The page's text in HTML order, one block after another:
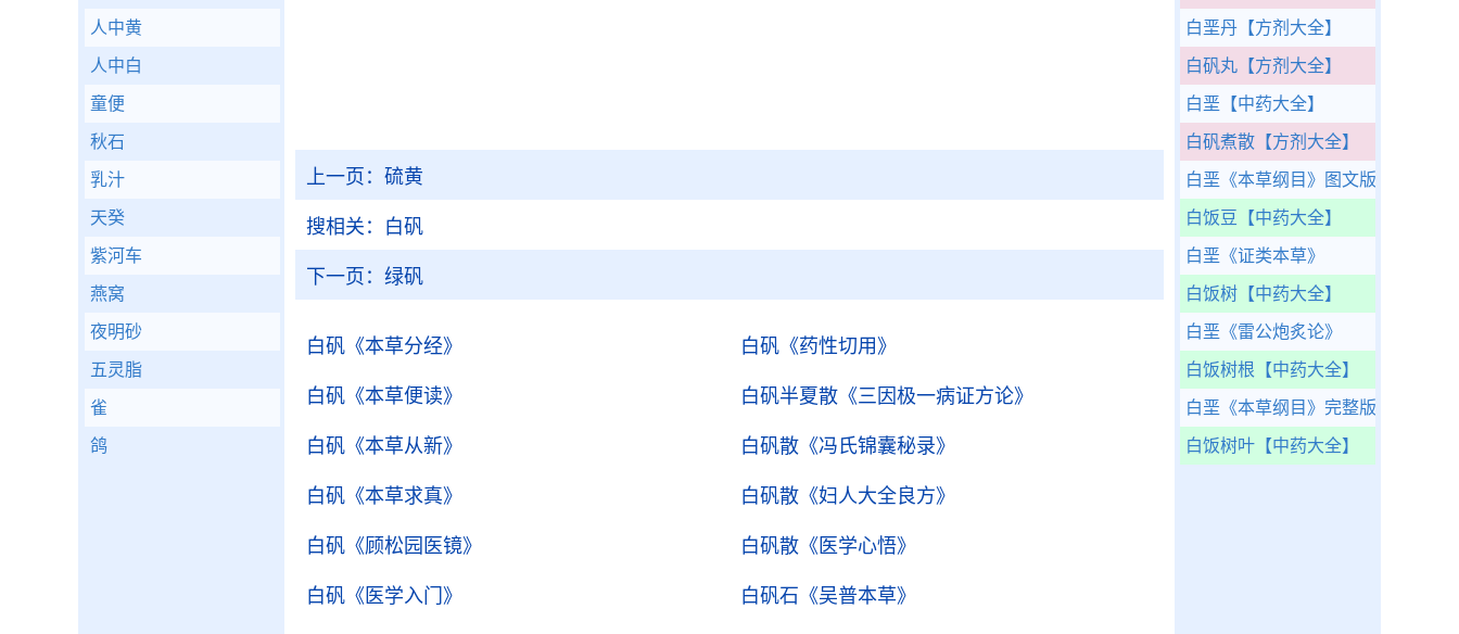
上一页： 硫黄
搜相关： 白矾
下一页： 绿矾
白矾 《本草分经》 白矾 《药性切用》
白矾 《本草便读》 白矾半夏散 《三因极一病证方论》
白矾 《本草从新》 白矾散 《冯氏锦囊秘录》
白矾 《本草求真》 白矾散 《妇人大全良方》
白矾 《顾松园医镜》 白矾散 《医学心悟》
白矾 《医学入门》 白矾石 《吴普本草》
人中黄
人中白
童便
秋石
乳汁
天癸
紫河车
燕窝
夜明砂
五灵脂
雀
鸽
白垩丹 【方剂大全】
白矾丸 【方剂大全】
白垩 【中药大全】
白矾煮散 【方剂大全】
白垩 《本草纲目》图文版
白饭豆 【中药大全】
白垩 《证类本草》
白饭树 【中药大全】
白垩 《雷公炮炙论》
白饭树根 【中药大全】
白垩 《本草纲目》完整版
白饭树叶 【中药大全】